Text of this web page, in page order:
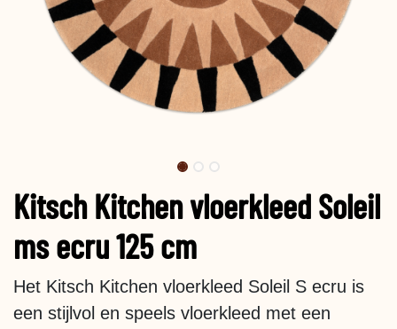
Kitsch Kitchen vloerkleed Soleil
ms ecru 125 cm
Het Kitsch Kitchen vloerkleed Soleil S ecru is
een stijlvol en speels vloerkleed met een